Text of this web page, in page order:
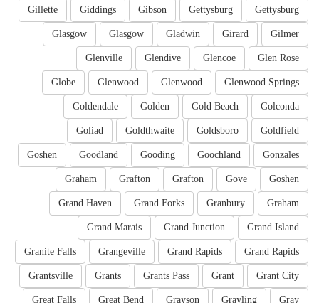
Gettysburg
Gettysburg
Gibson
Giddings
Gillette
Gilmer
Girard
Gladwin
Glasgow
Glasgow
Glen Rose
Glencoe
Glendive
Glenville
Glenwood Springs
Glenwood
Glenwood
Globe
Golconda
Gold Beach
Golden
Goldendale
Goldfield
Goldsboro
Goldthwaite
Goliad
Gonzales
Goochland
Gooding
Goodland
Goshen
Goshen
Gove
Grafton
Grafton
Graham
Graham
Granbury
Grand Forks
Grand Haven
Grand Island
Grand Junction
Grand Marais
Grand Rapids
Grand Rapids
Grangeville
Granite Falls
Grant City
Grant
Grants Pass
Grants
Grantsville
Gray
Grayling
Grayson
Great Bend
Great Falls